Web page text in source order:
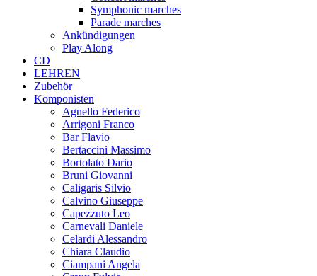
Symphonic marches
Parade marches
Ankündigungen
Play Along
CD
LEHREN
Zubehör
Komponisten
Agnello Federico
Arrigoni Franco
Bar Flavio
Bertaccini Massimo
Bortolato Dario
Bruni Giovanni
Caligaris Silvio
Calvino Giuseppe
Capezzuto Leo
Carnevali Daniele
Celardi Alessandro
Chiara Claudio
Ciampani Angela